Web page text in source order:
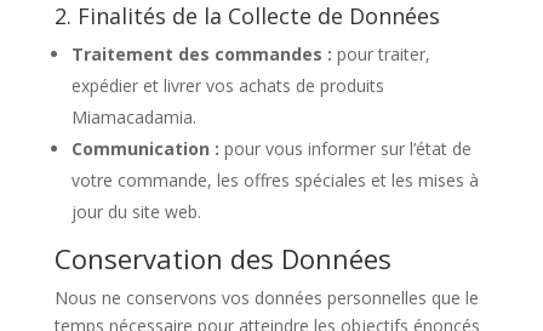
2. Finalités de la Collecte de Données
Traitement des commandes : pour traiter,
expédier et livrer vos achats de produits
Miamacadamia.
Communication : pour vous informer sur l’état de
votre commande, les offres spéciales et les mises à
jour du site web.
Conservation des Données
Nous ne conservons vos données personnelles que le
temps nécessaire pour atteindre les objectifs énoncés